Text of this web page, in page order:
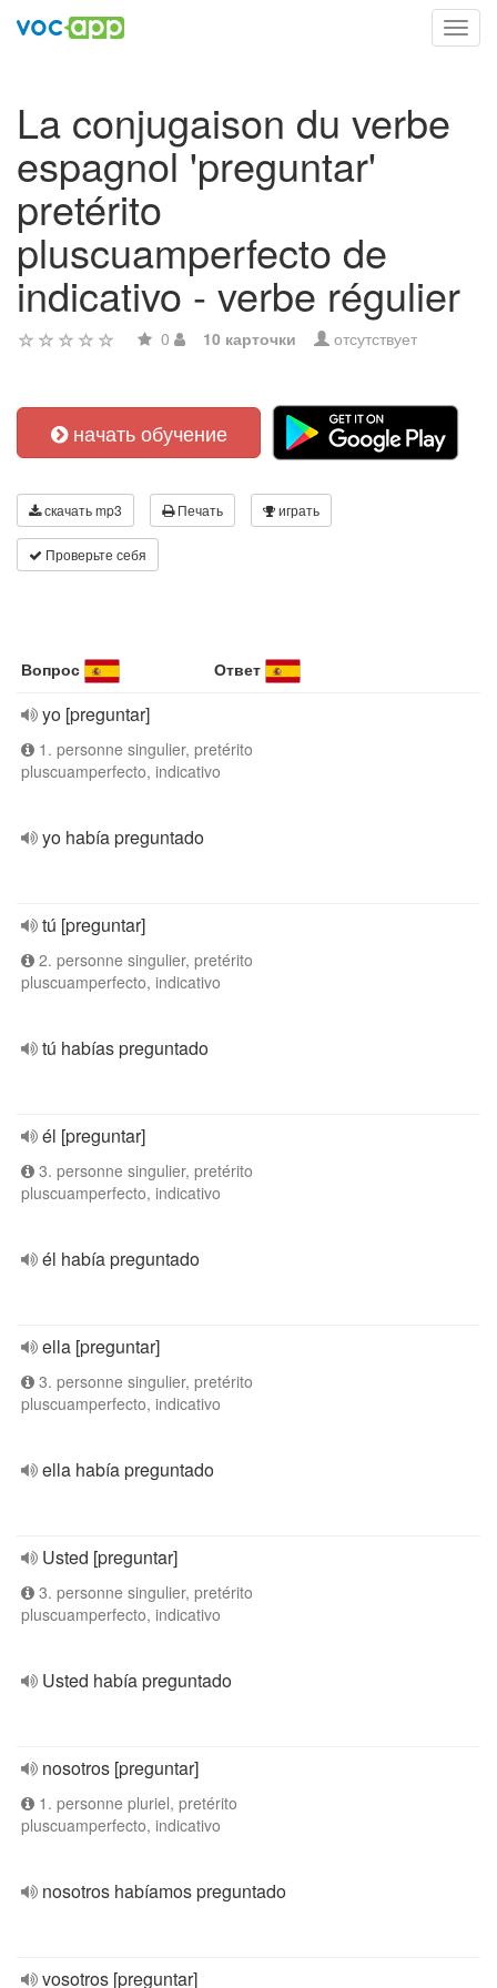
La conjugaison du verbe
espagnol 'preguntar'
pretérito
pluscuamperfecto de
indicativo - verbe régulier
0 10 карточки отсутствует
начать обучение
скачать mp3 Печать играть
Проверьте себя
Вопрос Ответ
yo [preguntar]
1. personne singulier, pretérito
pluscuamperfecto, indicativo
yo había preguntado
tú [preguntar]
2. personne singulier, pretérito
pluscuamperfecto, indicativo
tú habías preguntado
él [preguntar]
3. personne singulier, pretérito
pluscuamperfecto, indicativo
él había preguntado
ella [preguntar]
3. personne singulier, pretérito
pluscuamperfecto, indicativo
ella había preguntado
Usted [preguntar]
3. personne singulier, pretérito
pluscuamperfecto, indicativo
Usted había preguntado
nosotros [preguntar]
1. personne pluriel, pretérito
pluscuamperfecto, indicativo
nosotros habíamos preguntado
vosotros [preguntar]